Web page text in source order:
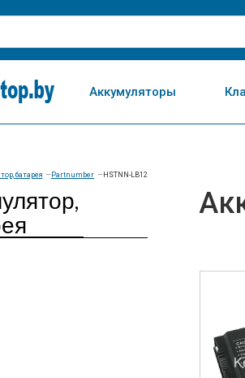
Аккумуляторы
батарея Partnumber HSTNN-LB12